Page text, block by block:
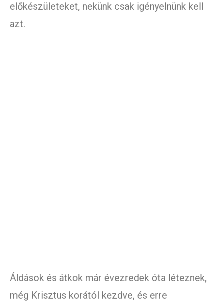
előkészületeket, nekünk csak igényelnünk kell
azt.
Áldások és átkok már évezredek óta léteznek,
még Krisztus korától kezdve, és erre